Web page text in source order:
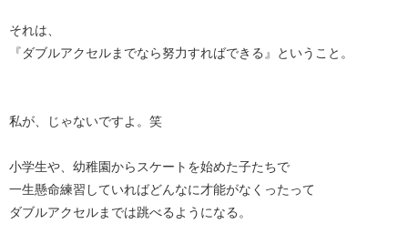
それは、
『ダブルアクセルまでなら努力すればできる』ということ。
私が、じゃないですよ。笑
小学生や、幼稚園からスケートを始めた子たちで
一生懸命練習していればどんなに才能がなくったって
ダブルアクセルまでは跳べるようになる。